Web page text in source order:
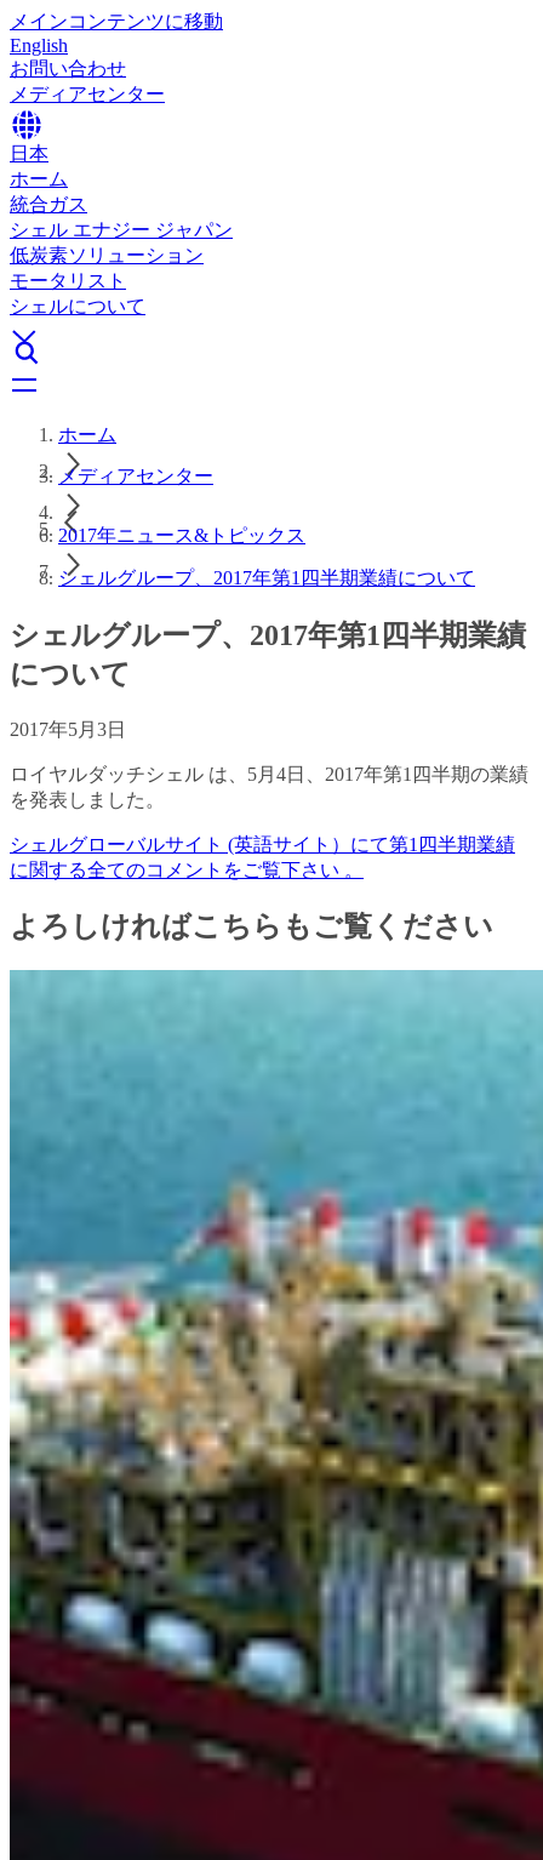
メインコンテンツに移動
English
お問い合わせ
メディアセンター
日本
ホーム
統合ガス
シェル エナジー ジャパン
低炭素ソリューション
モータリスト
シェルについて
ホーム
メディアセンター
2017年ニュース&トピックス
シェルグループ、2017年第1四半期業績について
シェルグループ、2017年第1四半期業績
について
2017年5月3日
ロイヤルダッチシェル は、5月4日、2017年第1四半期の業績
を発表しました。
シェルグローバルサイト (英語サイト）にて第1四半期業績
に関する全てのコメントをご覧下さい 。
よろしければこちらもご覧ください